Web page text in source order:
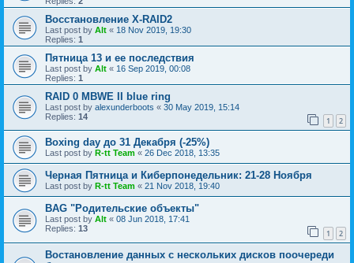
Восстановление X-RAID2
Last post by Alt « 18 Nov 2019, 19:30
Replies: 1
Пятница 13 и ее последствия
Last post by Alt « 16 Sep 2019, 00:08
Replies: 1
RAID 0 MBWE II blue ring
Last post by alexunderboots « 30 May 2019, 15:14
Replies: 14 1 2
Boxing day до 31 Декабря (-25%)
Last post by R-tt Team « 26 Dec 2018, 13:35
Черная Пятница и Киберпонедельник: 21-28 Ноября
Last post by R-tt Team « 21 Nov 2018, 19:40
BAG "Родительские объекты"
Last post by Alt « 08 Jun 2018, 17:41
Replies: 13 1 2
Востановление данных с нескольких дисков поочереди